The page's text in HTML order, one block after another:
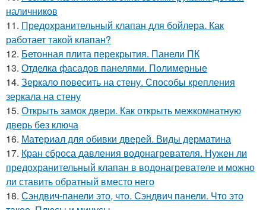
наличников
11. Предохранительный клапан для бойлера. Как
работает такой клапан?
12. Бетонная плита перекрытия. Панели ПК
13. Отделка фасадов панелями. Полимерные
14. Зеркало повесить на стену. Способы крепления
зеркала на стену
15. Открыть замок двери. Как открыть межкомнатную
дверь без ключа
16. Материал для обивки дверей. Виды дерматина
17. Кран сброса давления водонагревателя. Нужен ли
предохранительный клапан в водонагревателе и можно
ли ставить обратный вместо него
18. Сэндвич-панели это, что. Сэндвич панели. Что это